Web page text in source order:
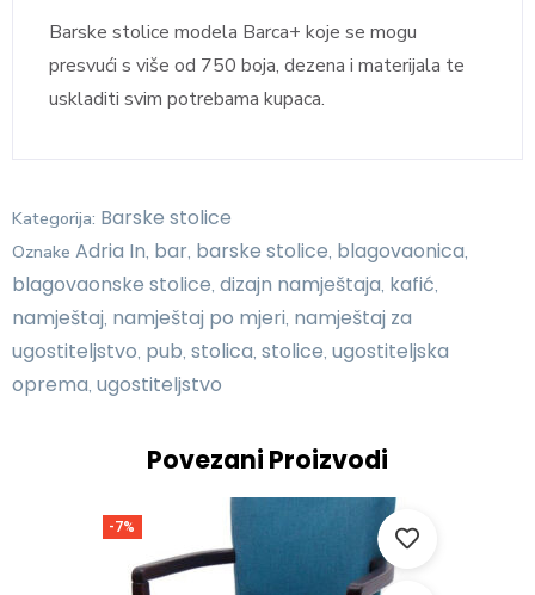
Barske stolice modela Barca+ koje se mogu
presvući s više od 750 boja, dezena i materijala te
uskladiti svim potrebama kupaca.
Kategorija: Barske stolice
Oznake Adria In, bar, barske stolice, blagovaonica,
blagovaonske stolice, dizajn namještaja, kafić,
namještaj, namještaj po mjeri, namještaj za
ugostiteljstvo, pub, stolica, stolice, ugostiteljska
oprema, ugostiteljstvo
Povezani Proizvodi
-7%